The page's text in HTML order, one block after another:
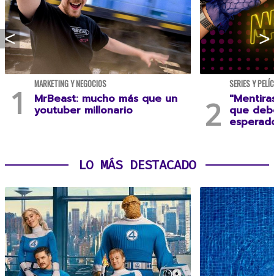
MARKETING Y NEGOCIOS
MrBeast: mucho más que un
youtuber millonario
SERIES Y
que
LO MÁS DESTACADO